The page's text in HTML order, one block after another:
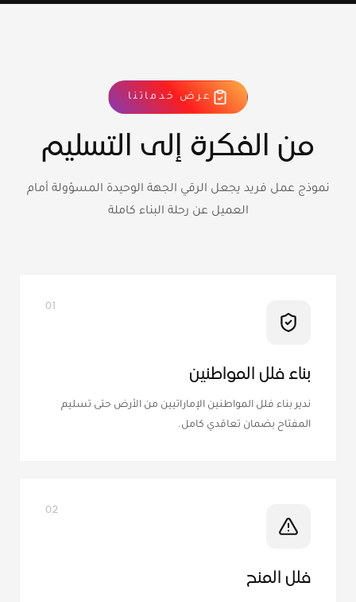
عرض خدماتنا
من الفكرة إلى التسليم
نموذج عمل فريد يجعل الرقي الجهة الوحيدة المسؤولة أمام
العميل عن رحلة البناء كاملة
01
بناء فلل المواطنين
ندير بناء فلل المواطنين الإماراتيين من الأرض حتى تسليم
المفتاح بضمان تعاقدي كامل.
02
فلل المنح